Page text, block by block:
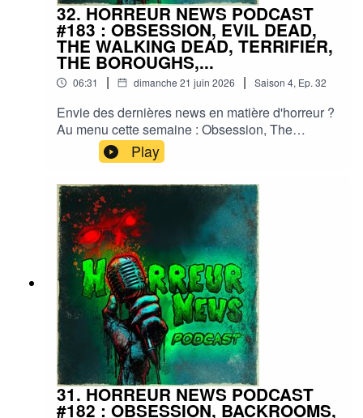
32. HORREUR NEWS PODCAST
#183 : OBSESSION, EVIL DEAD,
THE WALKING DEAD, TERRIFIER,
THE BOROUGHS,...
06:31 | dimanche 21 juin 2026 | Saison 4, Ep. 32
Envie des dernières news en matière d'horreur ?
Au menu cette semaine : Obsession, The
walking dead, Terrifier, The Boroughs, Evil
Dead,... et plein d'autres actus !Sorties ciné,
séries, tv, streaming, vod, livres, jeux,
podcasts...Instagram :
horreurnewspodcastFacebook : Horreur
NewsYouTube : Horreur news podcastMe
soutenir via Tipeee : https://fr.tipeee.com/horreur-
news-podcast/Bonne écoute ;)#horreur #info
#fantastique #film #serie #jeuvideo #podcast
#streaming #horreurfrance #film #horreur
#PodcastAddict #PodcastHorreur
#CultureHorreur #HorreurFrancophone
#CinemaHorreur
Play
31. HORREUR NEWS PODCAST
#182 : OBSESSION, BACKROOMS,